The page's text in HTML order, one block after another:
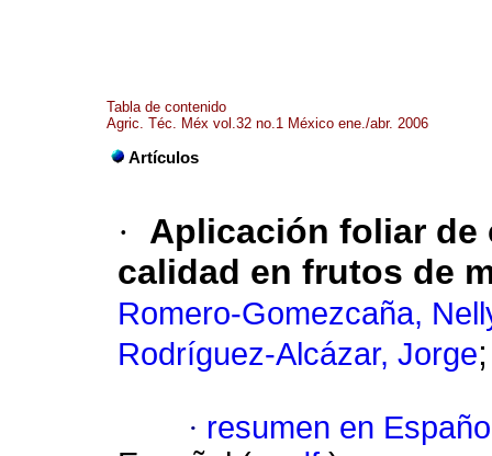
Tabla de contenido
Agric. Téc. Méx vol.32 no.1 México ene./abr. 2006
Artículos
·
Aplicación foliar de
calidad en frutos de
Romero-Gomezcaña,
Rodríguez-Alcázar, Jorge
· resumen en